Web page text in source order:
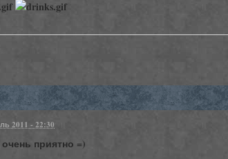
2011 - 22:30
приятно =)